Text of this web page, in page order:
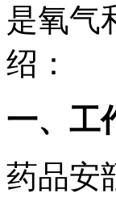
是氧气
绍：
一、工
药品安